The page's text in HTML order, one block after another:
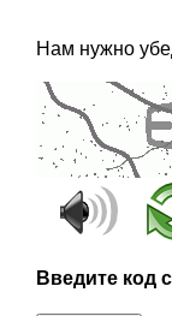
Нам нужно
Введите код